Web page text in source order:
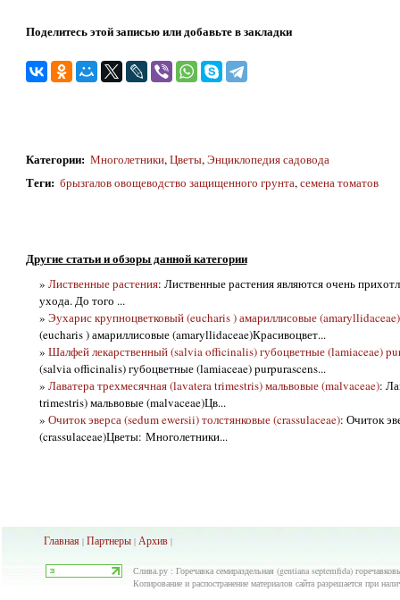
Поделитесь этой записью или добавьте в закладки
Категории: Многолетники,Цветы,Энциклопедия садовода
Теги: брызгалов овощеводство защищенного грунта,семена томатов
Другие статьи и обзоры данной категории
» Лиственные растения: Лиственные растения являются очень
ухода. До того ...
» Эухарис крупноцветковый (eucharis ) амариллисовые (amaryllidaceae)
(eucharis ) амариллисовые (amaryllidaceae)Красивоцвет...
» Шалфей лекарственный (salvia officinalis) губоцветные (lamiaceae)
(salvia officinalis) губоцветные (lamiaceae) purpurascens...
» Лаватера трехмесячная (lavatera trimestris) мальвовые (malvaceae):
trimestris) мальвовые (malvaceae)Цв...
» Очиток эверса (sedum ewersii) толстянковые (crassulaceae): Очиток
(crassulaceae)Цветы: Многолетники...
Главная| Партнеры| Архив|
Слива.ру : Горечавка семираздельная (gentiana septemfida)
Копирование и распостранение материалов сайта разрешается при